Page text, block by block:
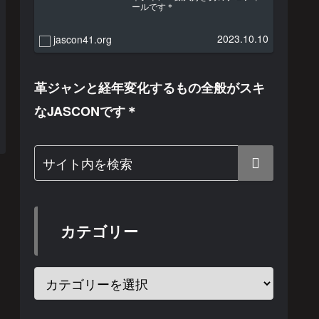
ールです＊
jascon41.org 2023.10.10
革ジャンと経年変化するもの全般がスキ
なJASCONです＊
カテゴリー